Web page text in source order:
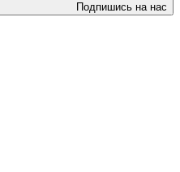
Подпишись на нас